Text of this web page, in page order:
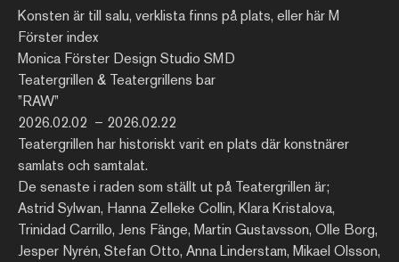
Konsten är till salu, verklista finns på plats, eller här M
Förster index
Monica Förster Design Studio SMD
Teatergrillen & Teatergrillens bar
”RAW”
2026.02.02 – 2026.02.22
Teatergrillen har historiskt varit en plats där konstnärer
samlats och samtalat.
De senaste i raden som ställt ut på Teatergrillen är;
Astrid Sylwan, Hanna Zelleke Collin, Klara Kristalova,
Trinidad Carrillo, Jens Fänge, Martin Gustavsson, Olle Borg,
Jesper Nyrén, Stefan Otto, Anna Linderstam, Mikael Olsson,